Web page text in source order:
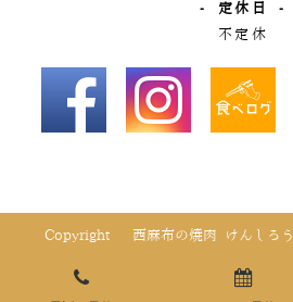
- 定休日 -
不定休
Copyright © 西麻布の焼肉 けんしろ
電話でご予約 WEB